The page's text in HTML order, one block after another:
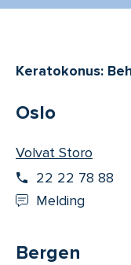
Keratokonus:
Oslo
Volvat Storo
22 22 78 88
Melding
Bergen